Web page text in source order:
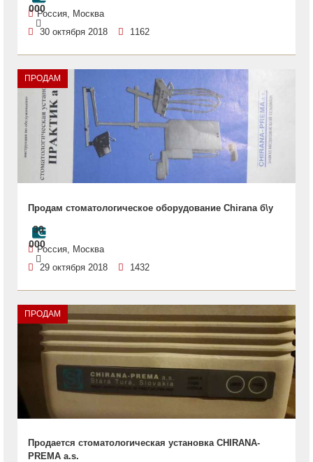
000Россия, Москва
30 октября 2018
1162
ПРОДАМ
Продам стоматологическое оборудование Chirana б\у
30
000Россия, Москва
29 октября 2018
1432
ПРОДАМ
Продается стоматологическая установка CHIRANA-
PREMA a.s.